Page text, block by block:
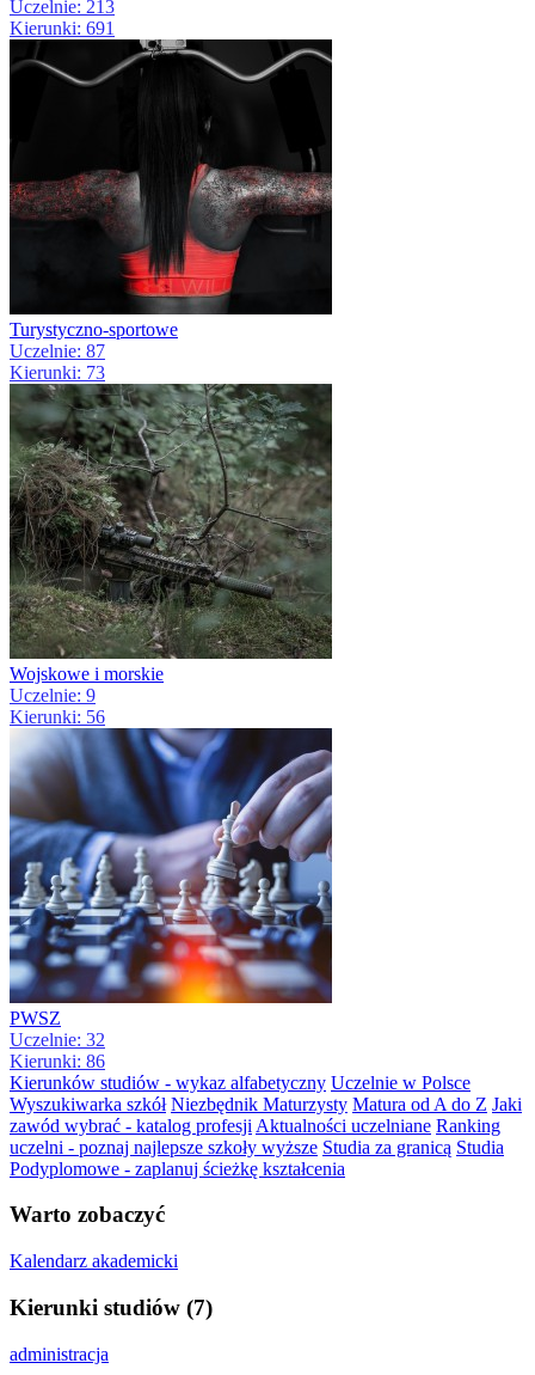
Uczelnie: 213
Kierunki: 691
Turystyczno-sportowe
Uczelnie: 87
Kierunki: 73
Wojskowe i morskie
Uczelnie: 9
Kierunki: 56
PWSZ
Uczelnie: 32
Kierunki: 86
Kierunków studiów - wykaz alfabetyczny Uczelnie w Polsce
Wyszukiwarka szkół Niezbędnik Maturzysty Matura od A do Z Jaki
zawód wybrać - katalog profesji Aktualności uczelniane Ranking
uczelni - poznaj najlepsze szkoły wyższe Studia za granicą Studia
Podyplomowe - zaplanuj ścieżkę kształcenia
Warto zobaczyć
Kalendarz akademicki
Kierunki studiów (7)
administracja